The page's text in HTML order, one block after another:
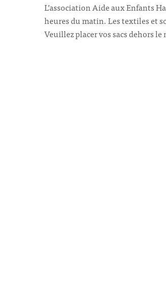
L’association Aide aux Enfants
heures du matin. Les textiles et
Veuillez placer vos sacs dehors